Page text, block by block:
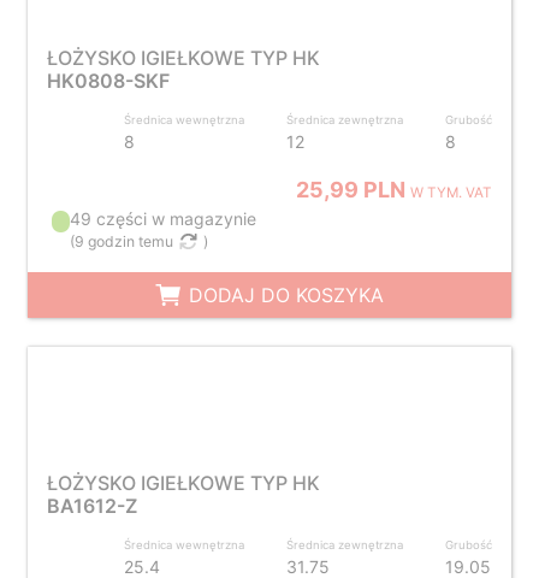
ŁOŻYSKO IGIEŁKOWE TYP HK
HK0808-SKF
Średnica wewnętrzna
8
Średnica zewnętrzna
12
Grubość
8
25,99 PLNW TYM. VAT
49 części w magazynie
(9 godzin temu )
DODAJ DO KOSZYKA
ŁOŻYSKO IGIEŁKOWE TYP HK
BA1612-Z
Średnica wewnętrzna
25.4
Średnica zewnętrzna
31.75
Grubość
19.05